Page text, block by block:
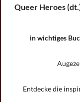
Queer Heroes
in wichtiges
Entdecke die